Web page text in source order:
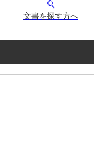
文書を探す方へ